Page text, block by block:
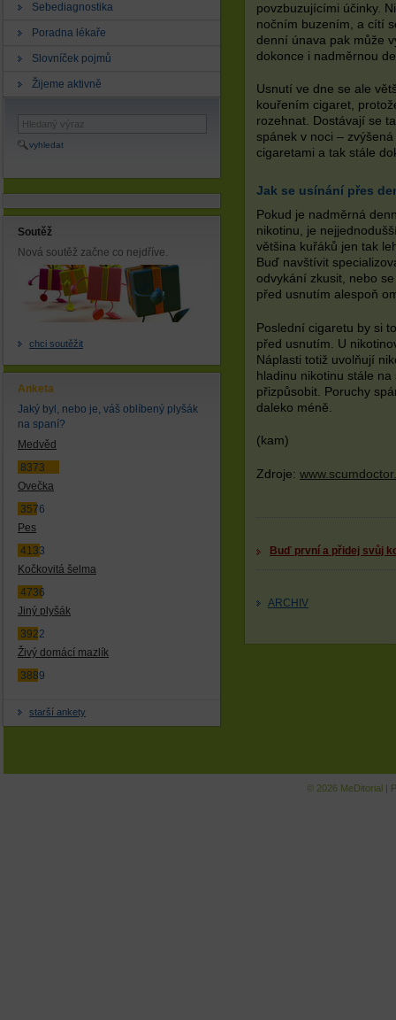
Sebediagnostika
Poradna lékaře
Slovníček pojmů
Žijeme aktivně
vyhledat
Soutěž
Nová soutěž začne co nejdříve.
chci soutěžit
Anketa
Jaký byl, nebo je, váš oblíbený plyšák
na spaní?
Medvěd
8373
Ovečka
3576
Pes
4133
Kočkovitá šelma
4736
Jiný plyšák
3922
Živý domácí mazlík
3889
starší ankety
povzbuzujícími účinky.
nočním buzením, a cítí
denní únava pak může
dokonce i nadměrnou
Usnutí ve dne se ale
kouřením cigaret,
rozehnat. Dostávají se
spánek v noci –
cigaretami a tak stále
Jak se usínání přes
Pokud je nadměrná
nikotinu, je
většina kuřáků jen tak
Buď navštívit
odvykání zkusit, nebo
před usnutím alespoň
Poslední cigaretu by si
před usnutím. U
Náplasti totiž uvolňují
hladinu nikotinu stále
přizpůsobit. Poruchy
daleko méně.
(kam)
Zdroje:
Buď první a přidej svůj
ARCHIV
© 2026 MeDitorial |